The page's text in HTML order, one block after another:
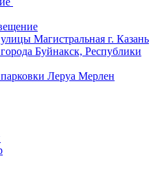
Магистральная г. Казань
Буйнакск, Республики
Леруа Мерлен